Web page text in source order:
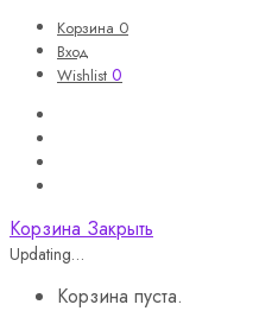
Корзина 0
Вход
Wishlist 0
Корзина Закрыть
Updating…
Корзина пуста.